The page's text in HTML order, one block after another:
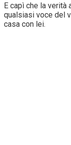
E capì che la verità
qualsiasi voce del
casa con lei.